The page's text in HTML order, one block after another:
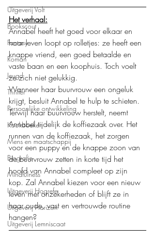
Uitgeverij Volt
Bookscout
Fantasy
Roman
Jeugd
Thriller
Persoonlijke ontwikkeling
Kookboeken
Mens en maatschappij
Biografie
Mindfulness
Uitgeverij Hogrefe
Uitgeverij Horizon
Uitgeverij Lemniscaat
Het verhaal:
Annabel heeft het goed voor elkaar en
haar leven loopt op rolletjes: ze heeft een
knappe vriend, een goed betaalde en
vaste baan en een koophuis. Toch voelt
ze zich niet gelukkig.
Wanneer haar buurvrouw een ongeluk
krijgt, besluit Annabel te hulp te schieten.
Terwijl haar buurvrouw herstelt, neemt
Annabel tijdelijk de koffiezaak over. Het
runnen van de koffiezaak, het zorgen
voor een puppy en de knappe zoon van
de buurvrouw zetten in korte tijd het
hoofd van Annabel compleet op zijn
kop. Zal Annabel kiezen voor een nieuw
leven met onzekerheden of blijft ze in
haar oude, vast en vertrouwde routine
hangen?